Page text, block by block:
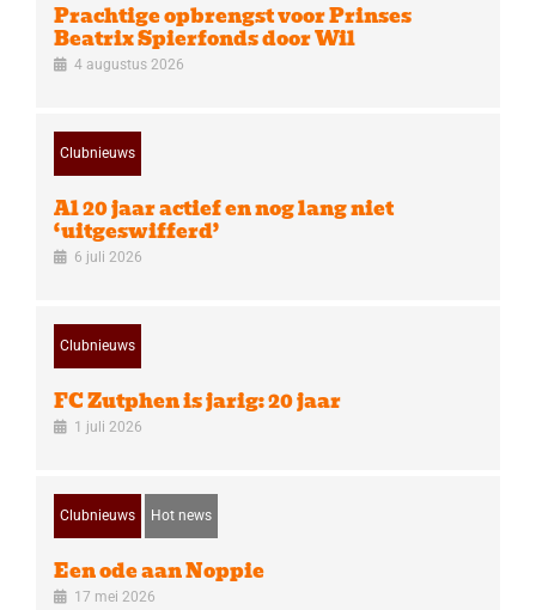
Prachtige opbrengst voor Prinses
Beatrix Spierfonds door Wil
4 augustus 2026
Clubnieuws
Al 20 jaar actief en nog lang niet
‘uitgeswifferd’
6 juli 2026
Clubnieuws
FC Zutphen is jarig: 20 jaar
1 juli 2026
Clubnieuws Hot news
Een ode aan Noppie
17 mei 2026